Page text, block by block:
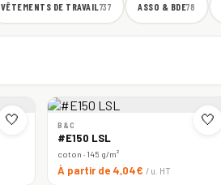
VÊTEMENTS DE TRAVAIL737 ASSO & BDE78
🤍 🤍
B&C
#E150 LSL
coton · 145 g/m²
À partir de 4,04€ / u. HT